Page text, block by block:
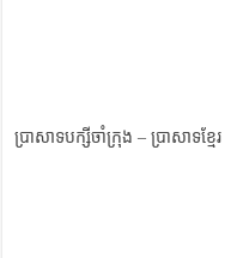
ប្រាសាទបក្សីចាំក្រុង – ប្រាសាទខ្មែរ